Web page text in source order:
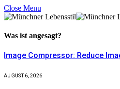
Close Menu
Was ist angesagt?
Image Compressor: Reduce
AUGUST 6, 2026